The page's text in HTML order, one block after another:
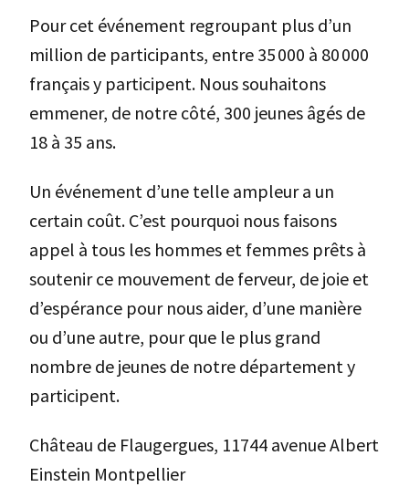
Pour cet événement regroupant plus d’un
million de participants, entre 35 000 à 80 000
français y participent. Nous souhaitons
emmener, de notre côté, 300 jeunes âgés de
18 à 35 ans.
Un événement d’une telle ampleur a un
certain coût. C’est pourquoi nous faisons
appel à tous les hommes et femmes prêts à
soutenir ce mouvement de ferveur, de joie et
d’espérance pour nous aider, d’une manière
ou d’une autre, pour que le plus grand
nombre de jeunes de notre département y
participent.
Château de Flaugergues, 11744 avenue Albert
Einstein Montpellier